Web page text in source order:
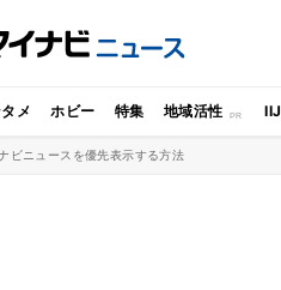
メ ホビー 特集 地域活性 IIJ
ビニュースを優先表示する方法